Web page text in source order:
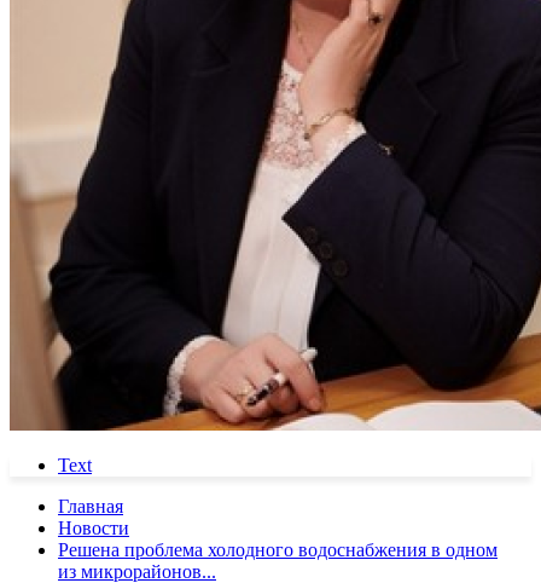
Text
Главная
Новости
Решена проблема холодного водоснабжения в одном
из микрорайонов...